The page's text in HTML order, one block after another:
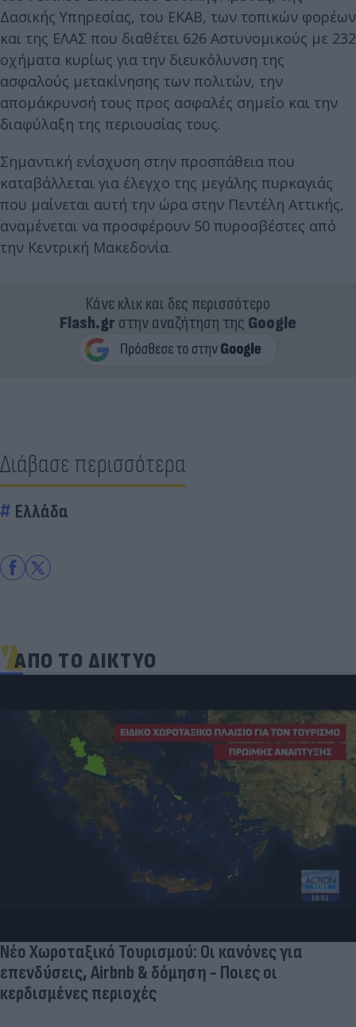
Δασικής Υπηρεσίας, του ΕΚΑΒ, των τοπικών φορέων
και της ΕΛΑΣ που διαθέτει 626 Αστυνομικούς με 232
οχήματα κυρίως για την διευκόλυνση της
ασφαλούς μετακίνησης των πολιτών, την
απομάκρυνσή τους προς ασφαλές σημείο και την
διαφύλαξη της περιουσίας τους.
Σημαντική ενίσχυση στην προσπάθεια που
καταβάλλεται για έλεγχο της μεγάλης πυρκαγιάς
που μαίνεται αυτή την ώρα στην Πεντέλη Αττικής,
αναμένεται να προσφέρουν 50 πυροσβέστες από
την Κεντρική Μακεδονία.
Κάνε κλικ και δες περισσότερο
Flash.grστην αναζήτηση της Google
Διάβασε περισσότερα
Ελλάδα
ΑΠΟ ΤΟ ΔΙΚΤΥΟ
Νέο Χωροταξικό Τουρισμού: Οι κανόνες για
επενδύσεις, Airbnb & δόμηση - Ποιες οι
κερδισμένες περιοχές